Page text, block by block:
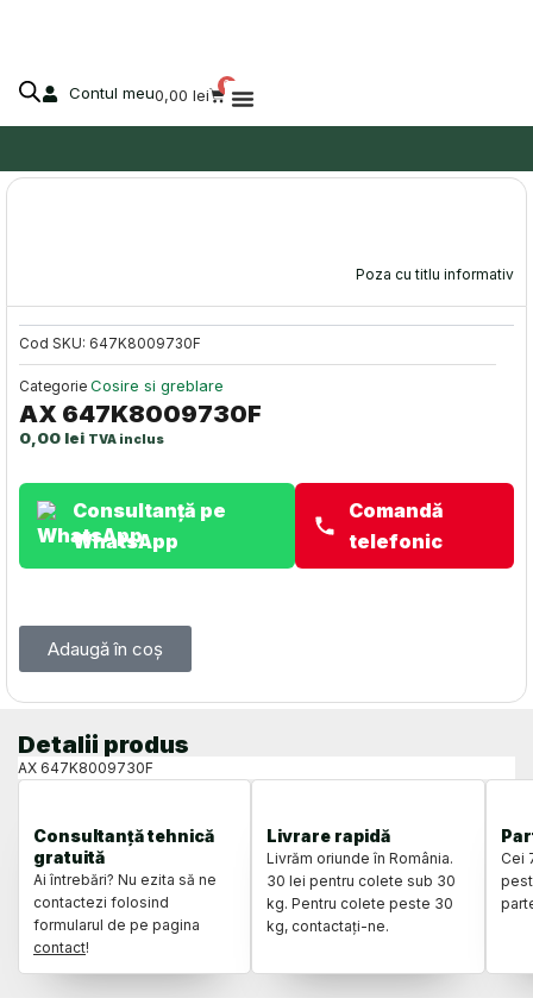
Contul meu0,00 lei
0
Cart
Poza cu titlu informativ
Cod SKU: 647K8009730F
Categorie Cosire si greblare
AX 647K8009730F
0,00 lei TVA inclus
Consultanță pe
WhatsApp
Comandă
telefonic
Adaugă în coș
Detalii produs
AX 647K8009730F
Consultanță tehnică
gratuită
Ai întrebări? Nu ezita să ne
contactezi folosind
formularul de pe pagina
contact!
Livrare rapidă
Livrăm oriunde în România.
30 lei pentru colete sub 30
kg. Pentru colete peste 30
kg, contactați-ne.
Cei